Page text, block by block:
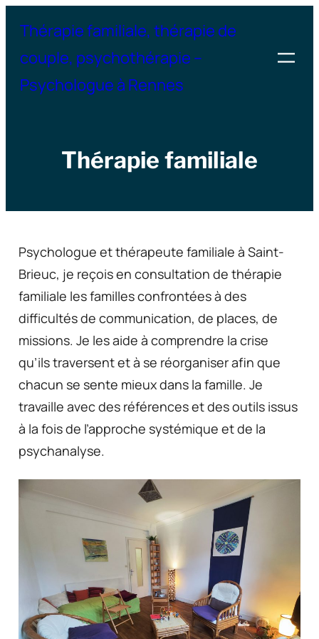
contenu
Thérapie familiale, thérapie de
couple, psychothérapie –
Psychologue à Rennes
Thérapie familiale
Psychologue et thérapeute familiale à Saint-
Brieuc, je reçois en consultation de thérapie
familiale les familles confrontées à des
difficultés de communication, de places, de
missions. Je les aide à comprendre la crise
qu’ils traversent et à se réorganiser afin que
chacun se sente mieux dans la famille. Je
travaille avec des références et des outils issus
à la fois de l’approche systémique et de la
psychanalyse.